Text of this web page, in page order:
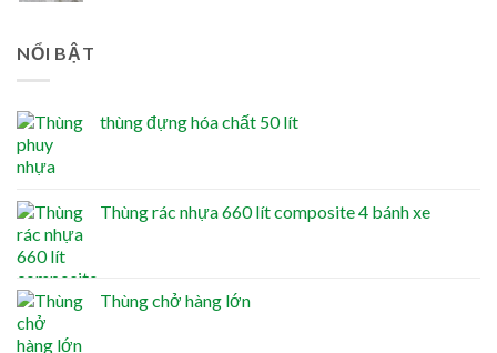
NỔI BẬT
thùng đựng hóa chất 50 lít
Thùng rác nhựa 660 lít composite 4 bánh xe
Thùng chở hàng lớn